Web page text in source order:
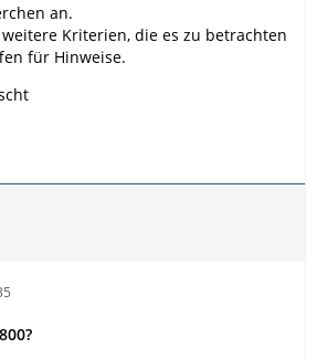
an.
Kriterien, die es zu betrachten
für Hinweise.